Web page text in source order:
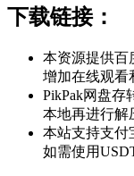
下载链接：
本资源提供百
增加在线观看
PikPak网盘存
本地再进行解
本站支持支付
如需使用